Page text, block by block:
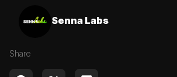
Senna Labs
Share